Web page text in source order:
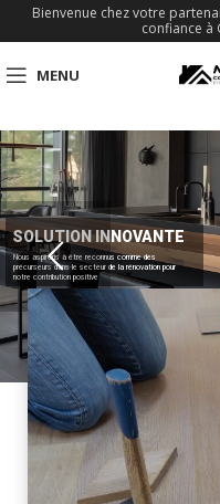
Bienvenue chez votre
confiance à
MENU
SOLUTION INNOVANTE
Nous aspirons à être reconnus comme des
précurseurs dans le secteur de la rénovation pour
notre contribution positive